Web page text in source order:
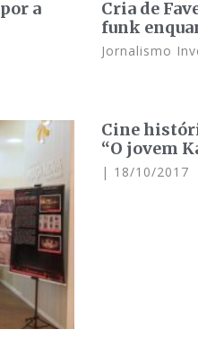
a
Cria de
funk
Jornalismo
Cine
“O jovem
18/10/2017